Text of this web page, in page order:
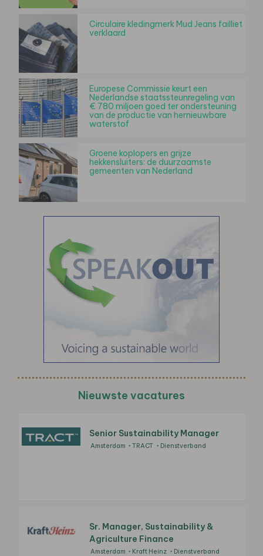
Circulaire kledingmerk Mud Jeans failliet
verklaard
Europese Commissie keurt een
Nederlandse staatssteunregeling van
€ 780 miljoen goed ter ondersteuning
van de productie van hernieuwbare
waterstof
Groene koplopers en grijze
hekkensluiters: de duurzaamste
gemeenten van Nederland
Nieuwste vacatures
Senior Sustainability Manager
Amsterdam TRACT Dienstverband
Sr. Manager, Sustainability &
Agriculture Finance
Amsterdam Kraft Heinz Dienstverband